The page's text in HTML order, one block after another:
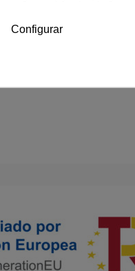
Configurar